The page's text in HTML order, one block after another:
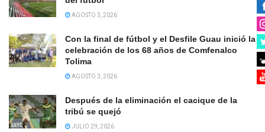
AGOSTO 3, 2026
Con la final de fútbol y el Desfile Guau inició la
celebración de los 68 años de Comfenalco
Tolima
AGOSTO 3, 2026
Después de la eliminación el cacique de la
tribú se quejó
JULIO 29, 2026